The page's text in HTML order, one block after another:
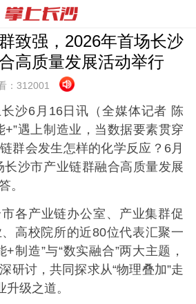
致强，2026年首场长沙
高质量发展活动举行
： 312001
沙6月16日讯（全媒体记者 陈
+”遇上制造业，当数据要素贯穿
群会发生怎样的化学反应？6月
长沙市产业链群融合高质量发展
。
各产业链办公室、产业集群促
高校院所的近80位代表汇聚一
制造”与“数实融合”两大主题，
研讨，共同探求从“物理叠加”走
升级之道。